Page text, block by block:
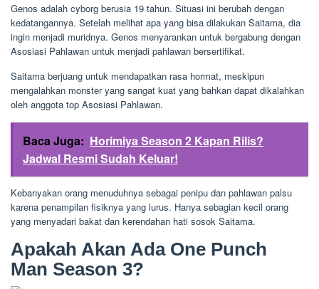
Genos adalah cyborg berusia 19 tahun. Situasi ini berubah dengan
kedatangannya. Setelah melihat apa yang bisa dilakukan Saitama, dia
ingin menjadi muridnya. Genos menyarankan untuk bergabung dengan
Asosiasi Pahlawan untuk menjadi pahlawan bersertifikat.
Saitama berjuang untuk mendapatkan rasa hormat, meskipun
mengalahkan monster yang sangat kuat yang bahkan dapat dikalahkan
oleh anggota top Asosiasi Pahlawan.
Baca Juga: Horimiya Season 2 Kapan Rilis?
Jadwal Resmi Sudah Keluar!
Kebanyakan orang menuduhnya sebagai penipu dan pahlawan palsu
karena penampilan fisiknya yang lurus. Hanya sebagian kecil orang
yang menyadari bakat dan kerendahan hati sosok Saitama.
Apakah Akan Ada One Punch
Man Season 3?